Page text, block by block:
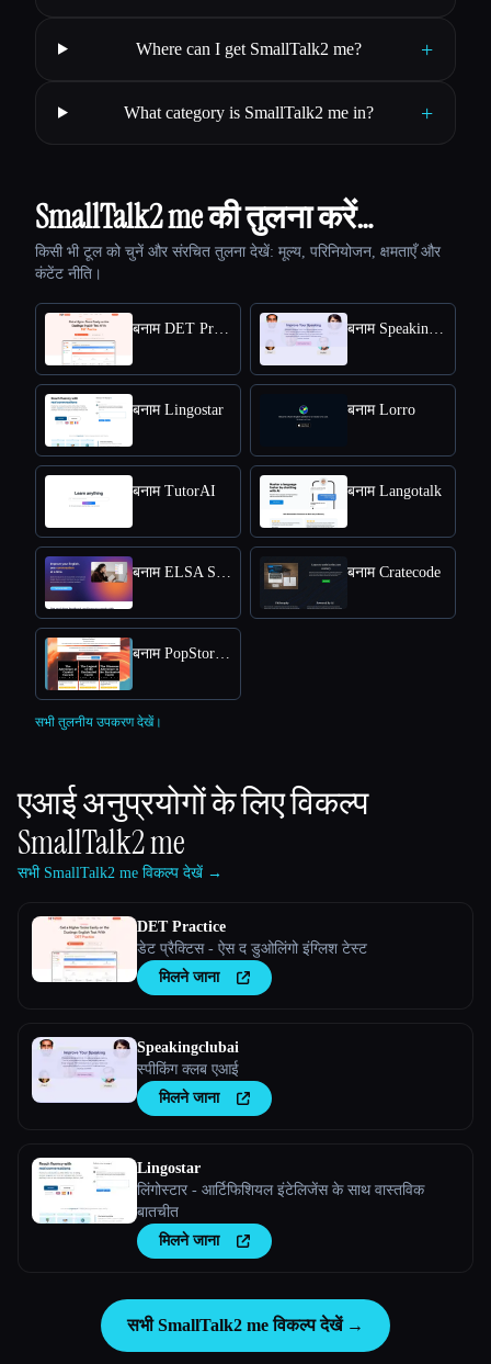
Where can I get SmallTalk2 me? +
What category is SmallTalk2 me in? +
SmallTalk2 me की तुलना करें…
किसी भी टूल को चुनें और संरचित तुलना देखें: मूल्य, परिनियोजन, क्षमताएँ और
कंटेंट नीति।
बनाम Lingostar बनाम Lorro
बनाम TutorAI बनाम Langotalk
बनाम Cratecode
सभी तुलनीय उपकरण देखें।
एआई अनुप्रयोगों के लिए विकल्प
SmallTalk2 me
सभी SmallTalk2 me विकल्प देखें →
DET Practice
डेट प्रैक्टिस - ऐस द डुओलिंगो इंग्लिश टेस्ट
मिलने जाना
Speakingclubai
स्पीकिंग क्लब एआई
मिलने जाना
Lingostar
लिंगोस्टार - आर्टिफिशियल इंटेलिजेंस के साथ वास्तविक
बातचीत
मिलने जाना
सभी SmallTalk2 me विकल्प देखें →